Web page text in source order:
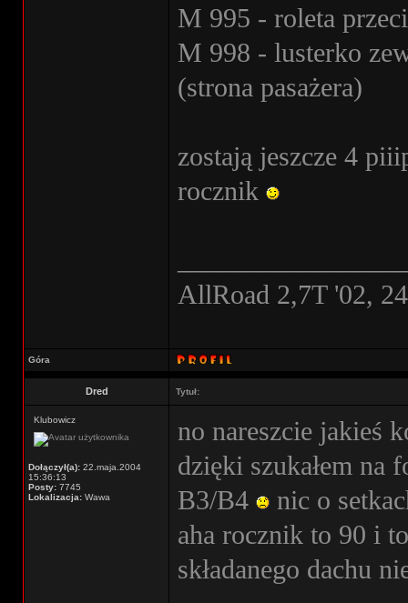
M 995 - roleta
M 998 - lusterko
(strona pasażera)
zostają jeszcze 4
rocznik
AllRoad 2,7T '02,
Góra
Dred Tytuł:
Klubowicz
Dołączył(a): 22.maja.2004
15:36:13
Posty: 7745
Lokalizacja: Wawa
no nareszcie jakieś
dzięki szukałem na
B3/B4
nic o
aha rocznik to 90 i
składanego dachu